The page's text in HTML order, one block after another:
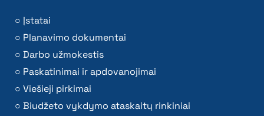
Įstatai
Planavimo dokumentai
Darbo užmokestis
Paskatinimai ir apdovanojimai
Viešieji pirkimai
Biudžeto vykdymo ataskaitų rinkiniai